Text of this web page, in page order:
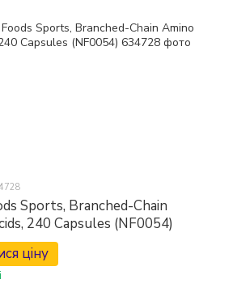
Sports, Branched-Chain
240 Capsules (NF0054)
ціну